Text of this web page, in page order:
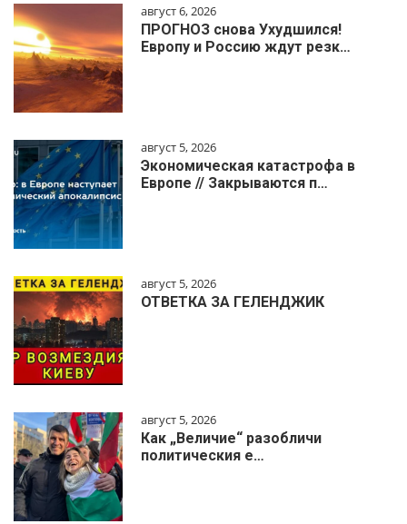
август 6, 2026
ПРОГНОЗ снова Ухудшился!
Европу и Россию ждут резк…
август 5, 2026
Экономическая катастрофа в
Европе // Закрываются п…
август 5, 2026
ОТВЕТКА ЗА ГЕЛЕНДЖИК
август 5, 2026
Как „Величие“ разобличи
политическия е…